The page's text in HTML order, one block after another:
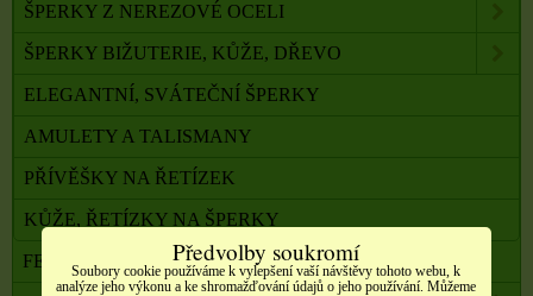
ŠPERKY Z NEREZOVÉ OCELI
ŠPERKY BIŽUTERIE, KŮŽE, DŘEVO
ELEGANTNÍ, SVÁTEČNÍ ŠPERKY
AMULETY A TALISMANY
PŘÍVĚŠKY NA ŘETÍZEK
KŮŽE, ŘETÍZKY NA ŠPERKY
FENG SHUI, ORG. PYRAMIDY, LAPAČE SNŮ
Předvolby soukromí
Soubory cookie používáme k vylepšení vaší návštěvy tohoto webu, k
analýze jeho výkonu a ke shromažďování údajů o jeho používání. Můžeme